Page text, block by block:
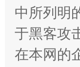
中所列明
于黑客攻
在本网的